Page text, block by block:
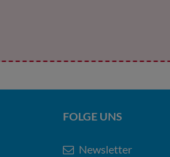
FOLGE UNS
Newsletter